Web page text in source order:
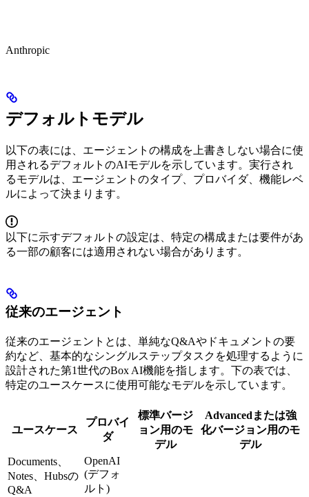
Anthropic
デフォルトモデル
以下の表には、エージェントの構成を上書きしない場合に使
用されるデフォルトのAIモデルを示しています。実行され
るモデルは、エージェントのタイプ、プロバイダ、機能レベ
ルによって決まります。
以下に示すデフォルトの設定は、特定の構成または要件があ
る一部の顧客には適用されない場合があります。
従来のエージェント
従来のエージェントとは、単純なQ&Aやドキュメントの要
約など、基本的なシングルステップタスクを処理するように
設計された第1世代のBox AI機能を指します。下の表では、
特定のユースケースに使用可能なモデルを示しています。
ユースケース
プロバイ
ダ
標準バージ
ョン用のモ
デル
Advancedまたは強
化バージョン用のモ
デル
Documents、
Notes、Hubsの
Q&A
OpenAI
(デフォ
ルト)